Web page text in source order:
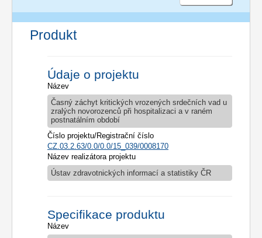
Produkt
Údaje o projektu
Název
Časný záchyt kritických vrozených srdečních vad u
zralých novorozenců při hospitalizaci a v raném
postnatálním období
Číslo projektu/Registrační číslo
CZ.03.2.63/0.0/0.0/15_039/0008170
Název realizátora projektu
Ústav zdravotnických informací a statistiky ČR
Specifikace produktu
Název